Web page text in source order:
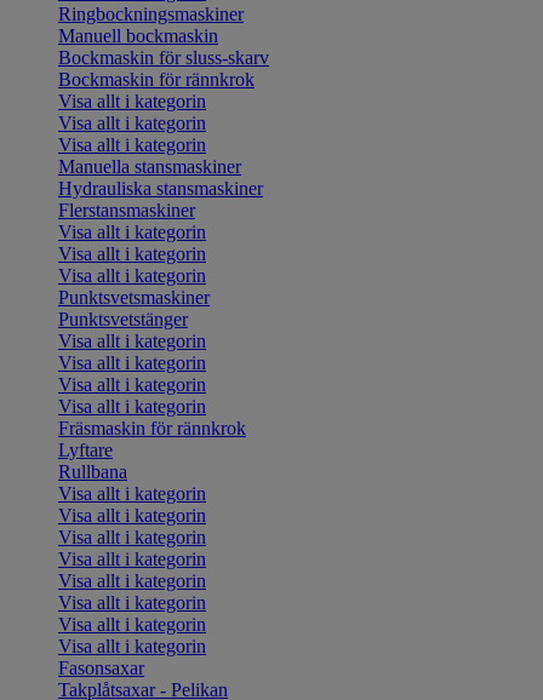
Ringbockningsmaskiner
Manuell bockmaskin
Bockmaskin för sluss-skarv
Bockmaskin för rännkrok
Visa allt i kategorin
Visa allt i kategorin
Visa allt i kategorin
Manuella stansmaskiner
Hydrauliska stansmaskiner
Flerstansmaskiner
Visa allt i kategorin
Visa allt i kategorin
Visa allt i kategorin
Punktsvetsmaskiner
Punktsvetstänger
Visa allt i kategorin
Visa allt i kategorin
Visa allt i kategorin
Visa allt i kategorin
Fräsmaskin för rännkrok
Lyftare
Rullbana
Visa allt i kategorin
Visa allt i kategorin
Visa allt i kategorin
Visa allt i kategorin
Visa allt i kategorin
Visa allt i kategorin
Visa allt i kategorin
Visa allt i kategorin
Fasonsaxar
Takplåtsaxar - Pelikan